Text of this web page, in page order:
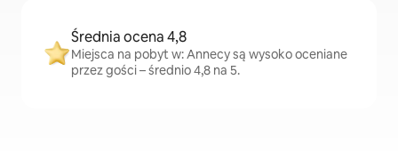
Średnia ocena 4,8
Miejsca na pobyt w: Annecy są wysoko oceniane
przez gości – średnio 4,8 na 5.